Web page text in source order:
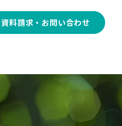
資料請求・お問い合わせ